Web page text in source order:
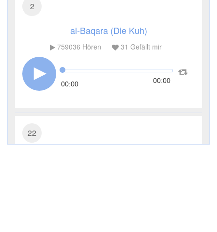
2
al-Baqara (Die Kuh)
759036 Hören 31 Gefällt mir
00:00 00:00
22